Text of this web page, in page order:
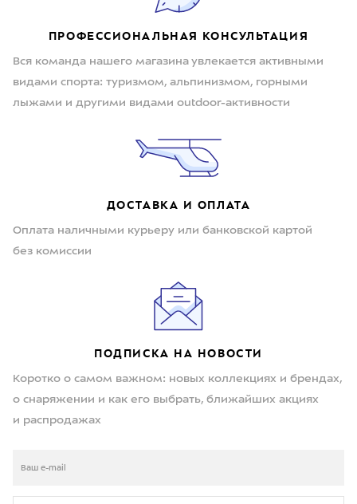
ПРОФЕССИОНАЛЬНАЯ КОНСУЛЬТАЦИЯ
Вся команда нашего магазина увлекается активными
видами спорта: туризмом, альпинизмом, горными
лыжами и другими видами outdoor-активности
ДОСТАВКА И ОПЛАТА
Оплата наличными курьеру или банковской картой
без комиссии
ПОДПИСКА НА НОВОСТИ
Коротко о самом важном: новых коллекциях и брендах,
о снаряжении и как его выбрать, ближайших акциях
и распродажах